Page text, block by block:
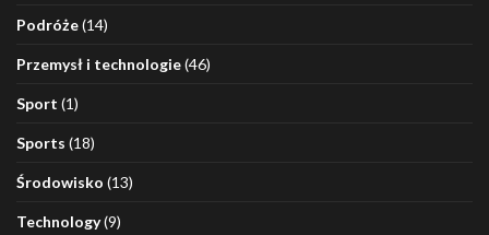
Podróże(14)
Przemysł i technologie(46)
Sport (1)
Sports (18)
Środowisko (13)
Technology(9)